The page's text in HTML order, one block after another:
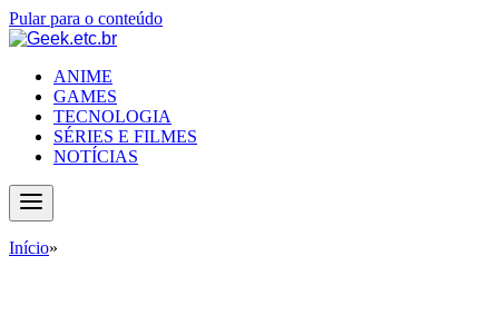
Pular para o conteúdo
ANIME
GAMES
TECNOLOGIA
SÉRIES E FILMES
NOTÍCIAS
Início»